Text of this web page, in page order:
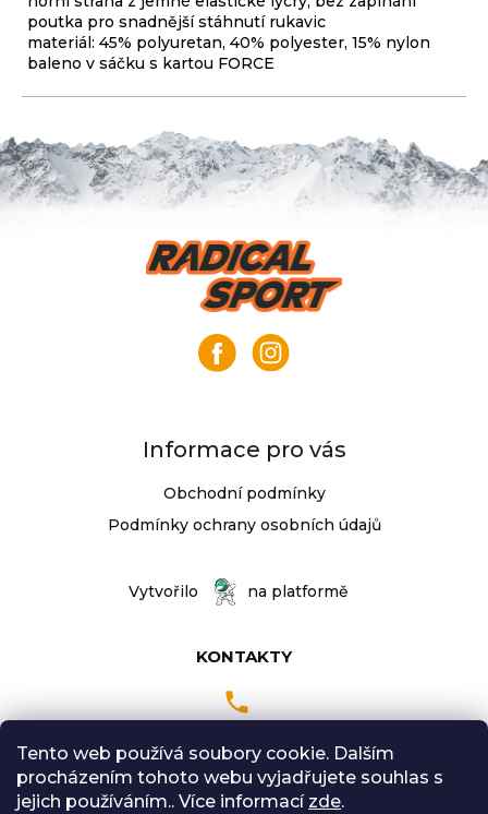
Tento web používá soubory cookie. Dalším
procházením tohoto webu vyjadřujete souhlas s
jejich používáním.. Více informací zde.
poutka pro snadnější stáhnutí rukavic
materiál: 45% polyuretan, 40% polyester, 15% nylon
baleno v sáčku s kartou FORCE
Informace pro vás
Obchodní podmínky
Podmínky ochrany osobních údajů
Vytvořilo na platformě
KONTAKTY
Pondělí až Pátek
9:00 - 18:00 hodin